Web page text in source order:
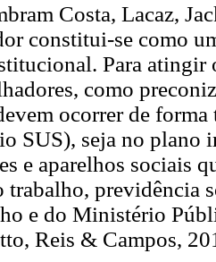
Costa, Lacaz,
constitui-se como
Para atingir
como
ocorrer de
SUS), seja no plano
e aparelhos sociais
trabalho, previdência
e do Ministério
Reis & Campos,